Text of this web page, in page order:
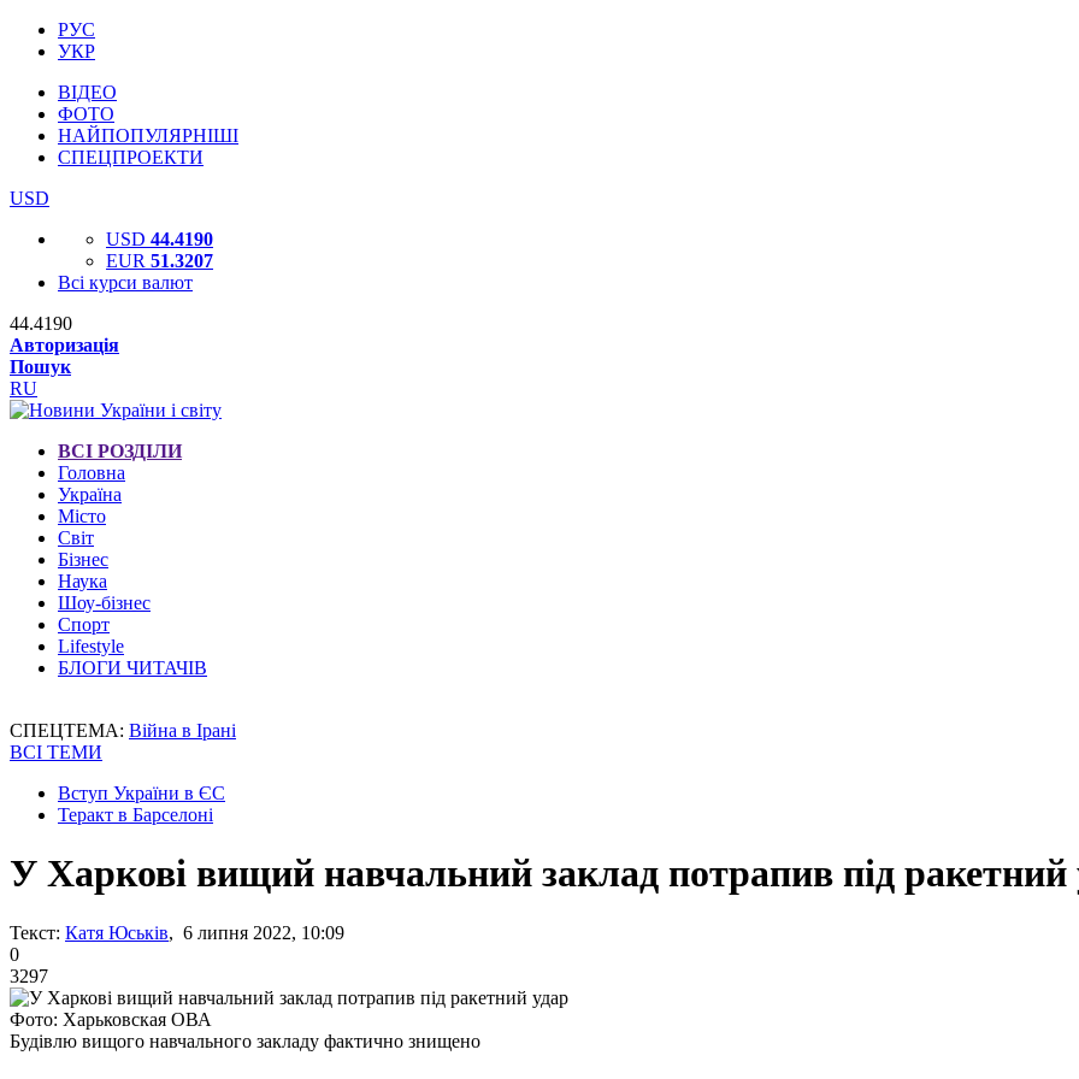
РУС
УКР
ВІДЕО
ФОТО
НАЙПОПУЛЯРНІШІ
СПЕЦПРОЕКТИ
USD
USD 44.4190
EUR 51.3207
Всі курси валют
44.4190
Авторизація
Пошук
RU
ВСІ РОЗДІЛИ
Головна
Україна
Місто
Світ
Бізнес
Наука
Шоу-бізнес
Спорт
Lifestyle
БЛОГИ ЧИТАЧІВ
СПЕЦТЕМА: Війна в Ірані
ВСІ ТЕМИ
Вступ України в ЄС
Теракт в Барселоні
У Харкові вищий навчальний заклад потрапив під ракетний
Текст: Катя Юськів, 6 липня 2022, 10:09
0
3297
Фото: Харьковская ОВА
Будівлю вищого навчального закладу фактично знищено